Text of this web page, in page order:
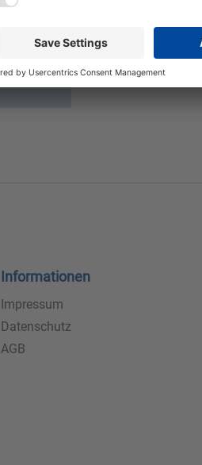
Informationen
Impressum
Datenschutz
AGB